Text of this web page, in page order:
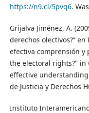
https://n9.cl/5pvq6.
Grijalva Jiménez, A.
derechos olectivos?”
efectiva comprensión
the electoral rights?" in
effective
de Justicia y Derechos
Instituto